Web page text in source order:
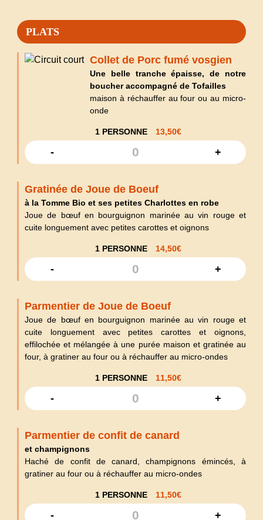
PLATS
Collet de Porc fumé vosgien
Une belle tranche épaisse, de notre
boucher accompagné de Tofailles
maison à réchauffer au four ou au micro-
onde
1 PERSONNE 13,50€
- +
Gratinée de Joue de Boeuf
à la Tomme Bio et ses petites Charlottes en robe
Joue de bœuf en bourguignon marinée au vin rouge et
cuite longuement avec petites carottes et oignons
1 PERSONNE 14,50€
- +
Parmentier de Joue de Boeuf
Joue de bœuf en bourguignon marinée au vin rouge et
cuite longuement avec petites carottes et oignons,
effilochée et mélangée à une purée maison et gratinée au
four, à gratiner au four ou à réchauffer au micro-ondes
1 PERSONNE 11,50€
- +
Parmentier de confit de canard
et champignons
Haché de confit de canard, champignons émincés, à
gratiner au four ou à réchauffer au micro-ondes
1 PERSONNE 11,50€
- +